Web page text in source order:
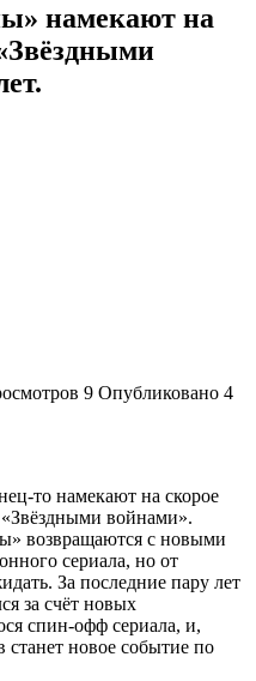
намекают на
9 Опубликовано 4
то намекают на скорое
«Звёздными войнами».
возвращаются с новыми
сериала, но от
За последние пару лет
за счёт новых
спин-офф сериала, и,
новое событие по